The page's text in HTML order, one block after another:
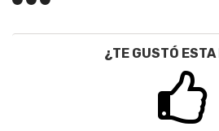
¿TE GUSTÓ ESTA